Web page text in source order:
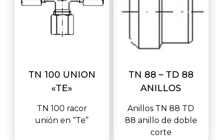
TN 100 UNION
«TE»
TN 100 racor
unión en “Te”
TN 88 – TD 88
ANILLOS
Anillos TN 88 TD
88 anillo de doble
corte